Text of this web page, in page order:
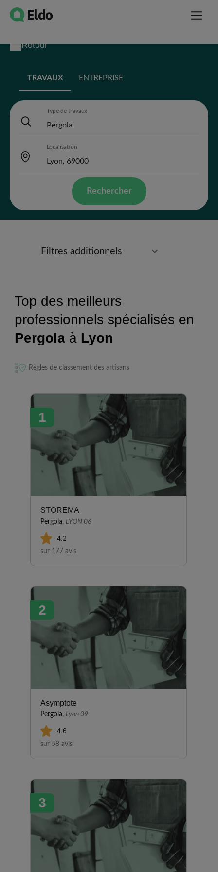
Retour
TRAVAUX ENTREPRISE
Type de travaux
Localisation
Rechercher
Filtres additionnels
Top des meilleurs
professionnels spécialisés en
Pergola à Lyon
Règles de classement des artisans
1
STOREMA
Pergola, LYON 06
4.2
sur 177 avis
2
Asymptote
Pergola, Lyon 09
4.6
sur 58 avis
3